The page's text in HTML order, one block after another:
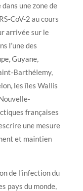
une zone de
CoV-2 au cours
arrivée sur le
l’une des
Guyane,
Barthélemy,
les îles Wallis
françaises
une mesure
et maintien
de l’infection du
pays du monde,